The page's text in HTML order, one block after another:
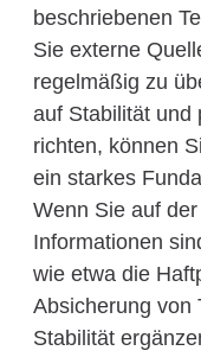
beschriebenen
Sie externe
regelmäßig zu
auf Stabilität und
richten, können
ein starkes
Wenn Sie auf
Informationen
wie etwa die
Absicherung von
Stabilität